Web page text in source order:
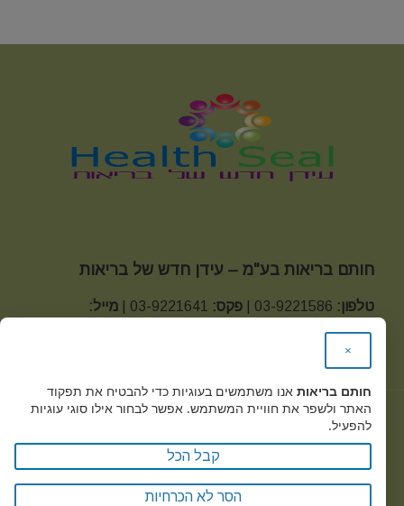
חותם בריאות בע"מ – עידן חדש של בריאות
טלפון: פקס:
מייל:
office@health-seal.com
כתובת:
מדיניות הפרטיות -
×
חותם בריאות אנו משתמשים בעוגיות כדי להבטיח את תפקוד
האתר ולשפר את חוויית המשתמש. אפשר לבחור אילו סוגי עוגיות
להפעיל.
קבל הכל
הסר לא הכרחיות